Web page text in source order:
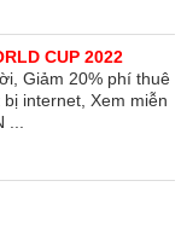
CUP 2022
Giảm 20% phí thuê
internet, Xem miễn